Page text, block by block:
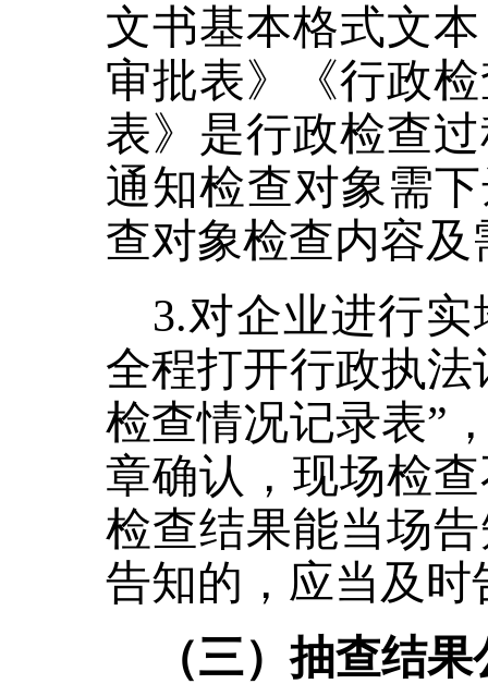
文书基本格式文
审批表》《行政
表》是行政检查
通知检查对象需
查对象检查内容
3.对企业进行
全程打开行政执
检查情况记录表”
章确认，现场检
检查结果能当场
告知的，应当及时
（三）抽查结